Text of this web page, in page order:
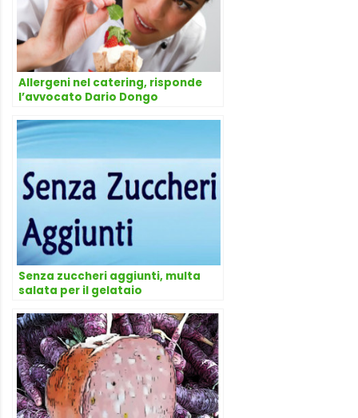
Allergeni nel catering, risponde
l’avvocato Dario Dongo
Senza zuccheri aggiunti, multa
salata per il gelataio